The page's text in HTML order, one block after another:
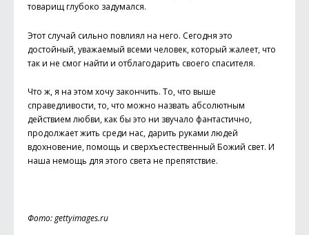
товарищ глубоко задумался.
Этот случай сильно повлиял на него. Сегодня это
достойный, уважаемый всеми человек, который жалеет, что
так и не смог найти и отблагодарить своего спасителя.
Что ж, я на этом хочу закончить. То, что выше
справедливости, то, что можно назвать абсолютным
действием любви, как бы это ни звучало фантастично,
продолжает жить среди нас, дарить руками людей
вдохновение, помощь и сверхъестественный Божий свет. И
наша немощь для этого света не препятствие.
Фото: gettyimages.ru